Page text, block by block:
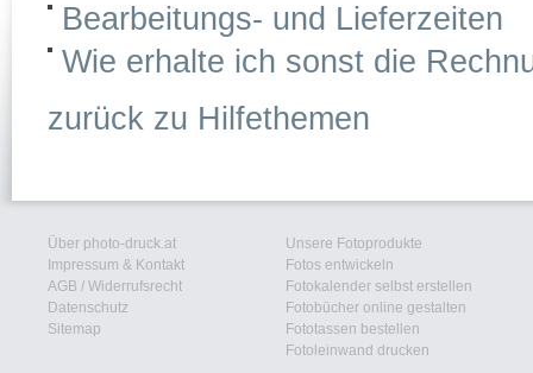
Bearbeitungs- und Lieferzeiten
Wie erhalte ich sonst die
zurück zu Hilfethemen
Über photo-druck.at
Impressum & Kontakt
AGB / Widerrufsrecht
Datenschutz
Sitemap
Unsere Fotoprodukte
Fotos entwickeln
Fotokalender selbst erstellen
Fotobücher online gestalten
Fototassen bestellen
Fotoleinwand drucken